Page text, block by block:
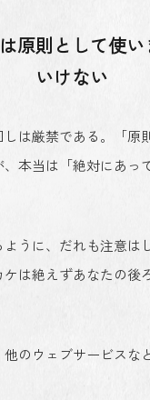
原則として使
いけない
は厳禁である。「原
本当は「絶対にあっ
うに、だれも注意は
は絶えずあなたの後
のウェブサービスな